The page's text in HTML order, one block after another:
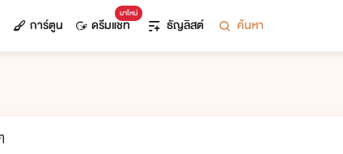
การ์ตูน
มาใหม่
ดรีมแชท ธัญลิสต์ ค้นหา